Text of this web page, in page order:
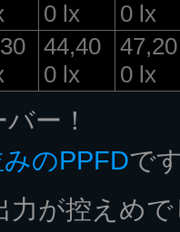
0 lx
0 lx
44,40
0 lx
47,20
0 lx
ー！
のPPFDで
力が控えめ